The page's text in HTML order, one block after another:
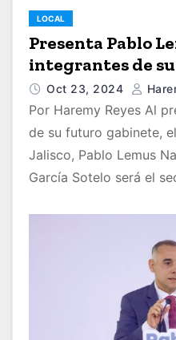
LOCAL
Presenta Pablo
integrantes de
Oct 23, 2024
Por Haremy Reyes Al
de su futuro gabinete,
Jalisco, Pablo Lemus
García Sotelo será el